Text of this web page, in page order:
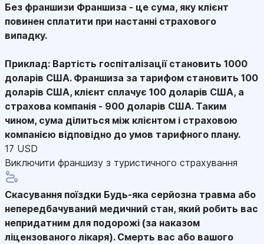
Без франшизи Франшиза - це сума, яку клієнт
повинен сплатити при настанні страхового
випадку.
Приклад: Вартість госпіталізації становить 1000
доларів США. Франшиза за тарифом становить 100
доларів США, клієнт сплачує 100 доларів США, а
страхова компанія - 900 доларів США. Таким
чином, сума ділиться між клієнтом і страховою
компанією відповідно до умов тарифного плану.
17 USD
Виключити франшизу з туристичного страхування
Скасування поїздки Будь-яка серйозна травма або
непередбачуваний медичний стан, який робить вас
непридатним для подорожі (за наказом
ліцензованого лікаря). Смерть вас або вашого